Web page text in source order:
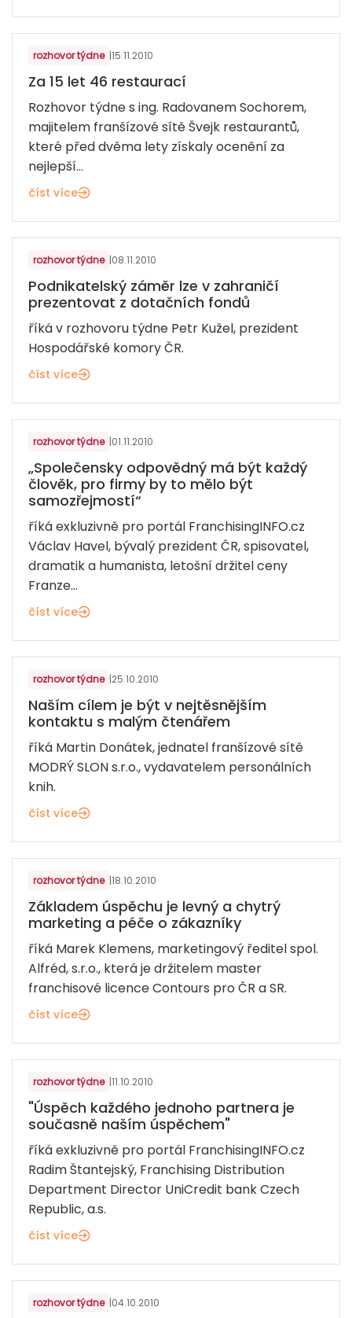
GASTRONOMIE
rozhovor týdne |15.11.2010
Za 15 let 46 restaurací
Rozhovor týdne s ing. Radovanem Sochorem,
majitelem franšízové sítě Švejk restaurantů,
které před dvěma lety získaly ocenění za
nejlepší...
číst více
rozhovor týdne |08.11.2010
Podnikatelský záměr lze v zahraničí
prezentovat z dotačních fondů
říká v rozhovoru týdne Petr Kužel, prezident
Hospodářské komory ČR.
číst více
rozhovor týdne |01.11.2010
„Společensky odpovědný má být každý
člověk, pro firmy by to mělo být
samozřejmostí“
říká exkluzivně pro portál FranchisingINFO.cz
Václav Havel, bývalý prezident ČR, spisovatel,
dramatik a humanista, letošní držitel ceny
Franze...
číst více
MÓDA A OBUV
rozhovor týdne |25.10.2010
Naším cílem je být v nejtěsnějším
kontaktu s malým čtenářem
říká Martin Donátek, jednatel franšízové sítě
MODRÝ SLON s.r.o., vydavatelem personálních
knih.
číst více
LÉKÁRNY A ZDRAVÍ
rozhovor týdne |18.10.2010
Základem úspěchu je levný a chytrý
marketing a péče o zákazníky
říká Marek Klemens, marketingový ředitel spol.
Alfréd, s.r.o., která je držitelem master
franchisové licence Contours pro ČR a SR.
číst více
BANKOVNICTVÍ A FINANCE
rozhovor týdne |11.10.2010
"Úspěch každého jednoho partnera je
současně naším úspěchem"
říká exkluzivně pro portál FranchisingINFO.cz
Radim Štantejský, Franchising Distribution
Department Director UniCredit bank Czech
Republic, a.s.
číst více
SLUŽBY - RŮZNÉ
rozhovor týdne |04.10.2010